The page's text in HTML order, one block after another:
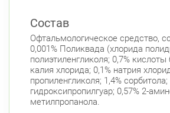
Состав
Офтальмологическое средство,
0,001% Поликвада (хлорида
полиэтиленгликоля; 0,7% кислоты
калия хлорида; 0,1% натрия
пропиленгликоля; 1,4% сорбитола;
гидроксипропилгуар; 0,57% 2-
метилпропанола.